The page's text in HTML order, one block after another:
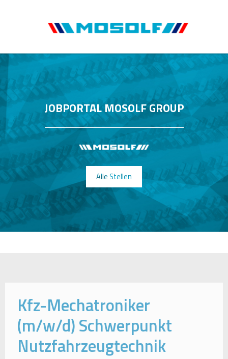
JOBPORTAL MOSOLF GROUP
Alle Stellen
Kfz-Mechatroniker
(m/w/d) Schwerpunkt
Nutzfahrzeugtechnik